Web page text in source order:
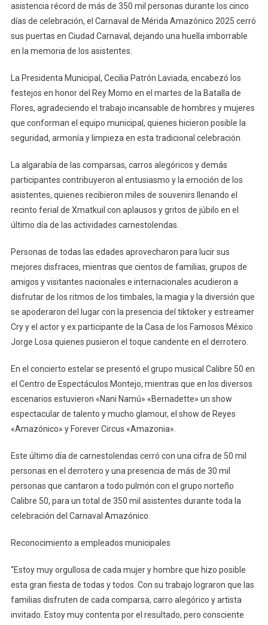
Más
De
350
asistencia récord de más de 350 mil personas durante los cinco
días de celebración, el Carnaval de Mérida Amazónico 2025 cerró
sus puertas en Ciudad Carnaval, dejando una huella imborrable
en la memoria de los asistentes.
La Presidenta Municipal, Cecilia Patrón Laviada, encabezó los
festejos en honor del Rey Momo en el martes de la Batalla de
Flores, agradeciendo el trabajo incansable de hombres y mujeres
que conforman el equipo municipal, quienes hicieron posible la
seguridad, armonía y limpieza en esta tradicional celebración.
La algarabía de las comparsas, carros alegóricos y demás
participantes contribuyeron al entusiasmo y la emoción de los
asistentes, quienes recibieron miles de souvenirs llenando el
recinto ferial de Xmatkuil con aplausos y gritos de júbilo en el
último día de las actividades carnestolendas.
Personas de todas las edades aprovecharon para lucir sus
mejores disfraces, mientras que cientos de familias, grupos de
amigos y visitantes nacionales e internacionales acudieron a
disfrutar de los ritmos de los timbales, la magia y la diversión que
se apoderaron del lugar con la presencia del tiktoker y estreamer
Cry y el actor y ex participante de la Casa de los Famosos México
Jorge Losa quienes pusieron el toque candente en el derrotero.
En el concierto estelar se presentó el grupo musical Calibre 50 en
el Centro de Espectáculos Montejo, mientras que en los diversos
escenarios estuvieron «Nani Namú» «Bernadette» un show
espectacular de talento y mucho glamour, el show de Reyes
«Amazónico» y Forever Circus «Amazonia».
Este último día de carnestolendas cerró con una cifra de 50 mil
personas en el derrotero y una presencia de más de 30 mil
personas que cantaron a todo pulmón con el grupo norteño
Calibre 50, para un total de 350 mil asistentes durante toda la
celebración del Carnaval Amazónico.
Reconocimiento a empleados municipales
“Estoy muy orgullosa de cada mujer y hombre que hizo posible
esta gran fiesta de todas y todos. Con su trabajo lograron que las
familias disfruten de cada comparsa, carro alegórico y artista
invitado. Estoy muy contenta por el resultado, pero consciente